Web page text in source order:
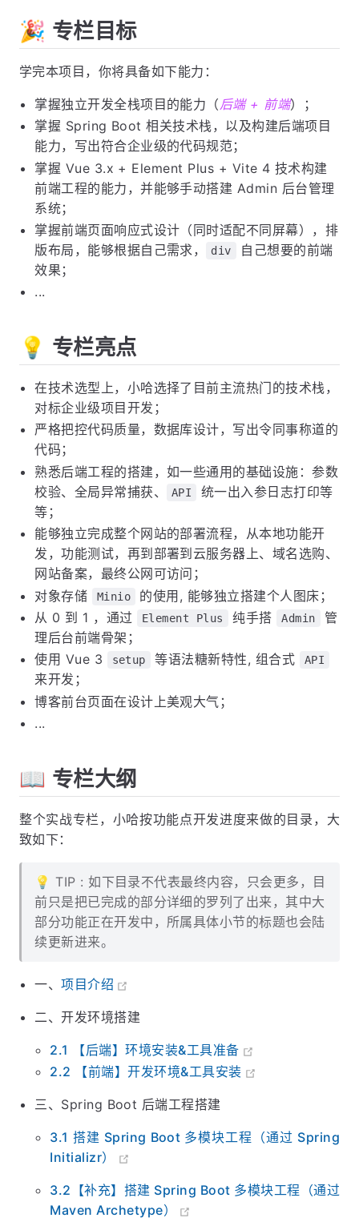
🎉 专栏目标
学完本项目，你将具备如下能力：
掌握独立开发全栈项目的能力（ 后端 + 前端）；
掌握 Spring Boot 相关技术栈，以及构建后端项目
能力，写出符合企业级的代码规范；
掌握 Vue 3.x + Element Plus + Vite 4 技术构建
前端工程的能力，并能够手动搭建 Admin 后台管理
系统；
掌握前端页面响应式设计（同时适配不同屏幕），排
版布局，能够根据自己需求，
效果；
💡 专栏亮点
在技术选型上，小哈选择了目前主流热门的技术栈，
对标企业级项目开发；
严格把控代码质量，数据库设计，写出令同事称道的
代码；
熟悉后端工程的搭建，如一些通用的基础设施：参数
校验、全局异常捕获、
等；
能够独立完成整个网站的部署流程，从本地功能开
发，功能测试，再到部署到云服务器上、域名选购、
网站备案，最终公网可访问；
对象存储
Minio
的使用, 能够独立搭建个人图床；
从 0 到 1 ，通过
理后台前端骨架；
使用 Vue 3
来开发；
博客前台页面在设计上美观大气；
📖 专栏大纲
整个实战专栏，小哈按功能点开发进度来做的目录，大
致如下：
💡 TIP : 如下目录不代表最终内容，只会更多，目
前只是把已完成的部分详细的罗列了出来，其中大
部分功能正在开发中，所属具体小节的标题也会陆
一、 项目介绍
二、开发环境搭建
2.1 【后端】环境安装&工具准备
2.2 【前端】开发环境&工具安装
三、Spring Boot 后端工程搭建
3.1 搭建 Spring Boot 多模块工程（通过 Spring
Initializr）
3.2【补充】搭建 Spring Boot 多模块工程（通过